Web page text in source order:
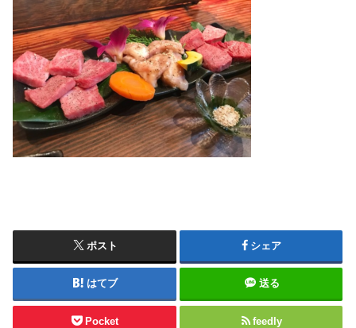
ポスト シェア
はてブ 送る
Pocket feedly